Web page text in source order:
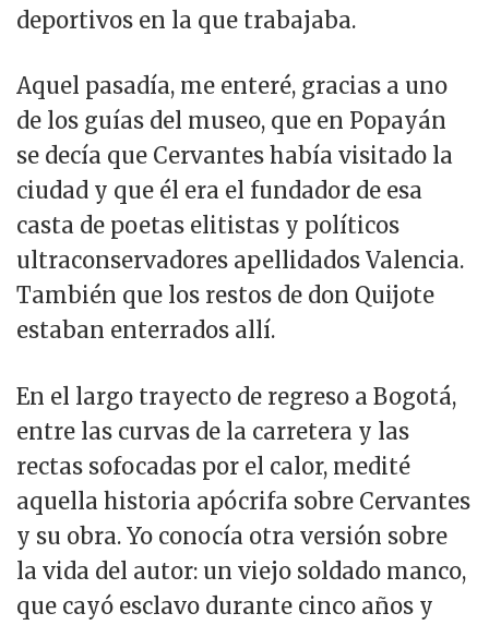
deportivos en la que trabajaba.
Aquel pasadía, me enteré, gracias a uno
de los guías del museo, que en Popayán
se decía que Cervantes había visitado la
ciudad y que él era el fundador de esa
casta de poetas elitistas y políticos
ultraconservadores apellidados Valencia.
También que los restos de don Quijote
estaban enterrados allí.
En el largo trayecto de regreso a Bogotá,
entre las curvas de la carretera y las
rectas sofocadas por el calor, medité
aquella historia apócrifa sobre Cervantes
y su obra. Yo conocía otra versión sobre
la vida del autor: un viejo soldado manco,
que cayó esclavo durante cinco años y